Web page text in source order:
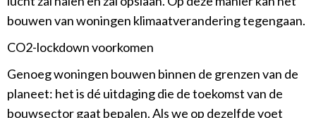
bouwen van woningen klimaatverandering tegengaan.
CO2-lockdown voorkomen
Genoeg woningen bouwen binnen de grenzen van de
planeet: het is dé uitdaging die de toekomst van de
bouwsector gaat bepalen. Als we op dezelfde voet